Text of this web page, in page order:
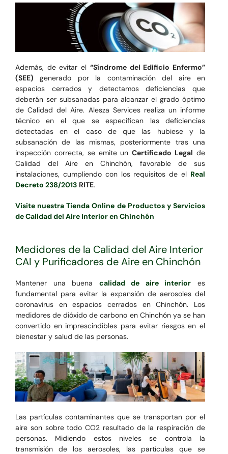
Además, de evitar el “Síndrome del Edificio Enfermo”
(SEE) generado por la contaminación del aire en
espacios cerrados y detectamos deficiencias que
deberán ser subsanadas para alcanzar el grado óptimo
de Calidad del Aire. Alesza Services realiza un informe
técnico en el que se especifican las deficiencias
detectadas en el caso de que las hubiese y la
subsanación de las mismas, posteriormente tras una
inspección correcta, se emite unCertificado Legal de
Calidad del Aire en Chinchón, favorable de sus
instalaciones, cumpliendo con los requisitos de el Real
Decreto 238/2013 RITE.
Visite nuestra Tienda Online de Productos y Servicios
de Calidad del Aire Interior en Chinchón
Medidores de la Calidad del Aire Interior
CAI y Purificadores de Aire en Chinchón
Mantener una buena calidad de aire interior es
fundamental para evitar la expansión de aerosoles del
coronavirus en espacios cerrados en Chinchón. Los
medidores de dióxido de carbono en Chinchón ya se han
convertido en imprescindibles para evitar riesgos en el
bienestar y salud de las personas.
Las partículas contaminantes que se transportan por el
aire son sobre todo CO2 resultado de la respiración de
personas. Midiendo estos niveles se controla la
transmisión de los aerosoles, las partículas que se